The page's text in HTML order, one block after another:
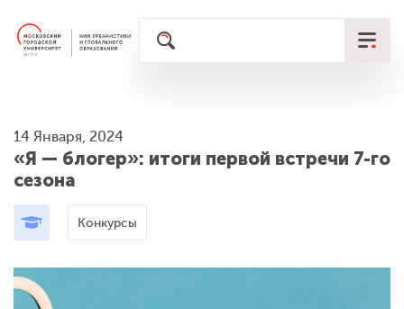
14 Января, 2024
«Я — блогер»: итоги первой встречи 7-го
сезона
Конкурсы